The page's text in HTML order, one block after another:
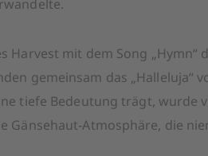
Harvest mit dem Song
gemeinsam das „Halleluja“
tiefe Bedeutung trägt, wurde
Gänsehaut-Atmosphäre, die